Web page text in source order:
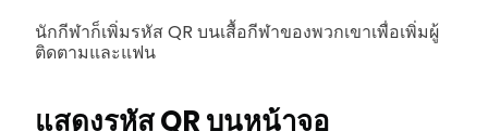
นักกีฬาก็เพิ่มรหัส QR บนเสื้อกีฬาของพวกเขาเพื่อเพิ่มผู้
ติดตามและแฟน
แสดงรหัส QR บนหน้าจอ